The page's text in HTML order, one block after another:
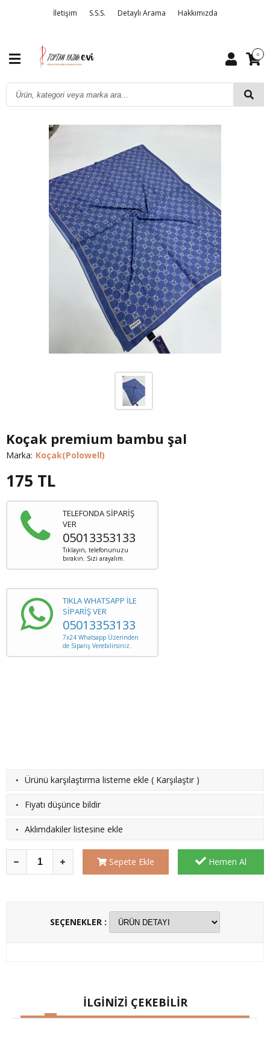
İletişim S.S.S. Detaylı Arama Hakkımızda
0
Koçak premium bambu şal
Marka: Koçak(Polowell)
175 TL
TELEFONDA SİPARİŞ
VER
05013353133
Tıklayın, telefonunuzu
bırakın. Sizi arayalım.
TIKLA WHATSAPP İLE
SİPARİŞ VER
05013353133
7x24 Whatsapp Üzerinden
de Sipariş Verebilirsiniz.
· Ürünü karşılaştırma listeme ekle ( Karşılaştır )
· Fiyatı düşünce bildir
· Aklımdakiler listesine ekle
Sepete Ekle Hemen Al
SEÇENEKLER :
İLGİNİZİ ÇEKEBİLİR